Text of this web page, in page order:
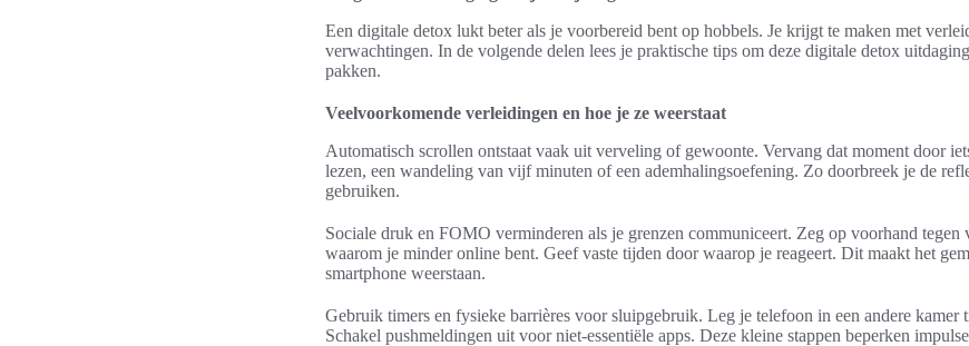
Een digitale detox lukt beter als je voorbereid bent op hobbels. Je krijgt te maken met
verwachtingen. In de volgende delen lees je praktische tips om deze digitale detox
pakken.
Veelvoorkomende verleidingen en hoe je ze weerstaat
Automatisch scrollen ontstaat vaak uit verveling of gewoonte. Vervang dat moment door
lezen, een wandeling van vijf minuten of een ademhalingsoefening. Zo doorbreek je de
gebruiken.
Sociale druk en FOMO verminderen als je grenzen communiceert. Zeg op voorhand tegen
waarom je minder online bent. Geef vaste tijden door waarop je reageert. Dit maakt het
smartphone weerstaan.
Gebruik timers en fysieke barrières voor sluipgebruik. Leg je telefoon in een andere kamer
Schakel pushmeldingen uit voor niet-essentiële apps. Deze kleine stappen beperken